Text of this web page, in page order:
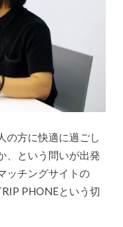
の方に快適に過ごし
、という問いが出発
ッチングサイトの
PHONEという切